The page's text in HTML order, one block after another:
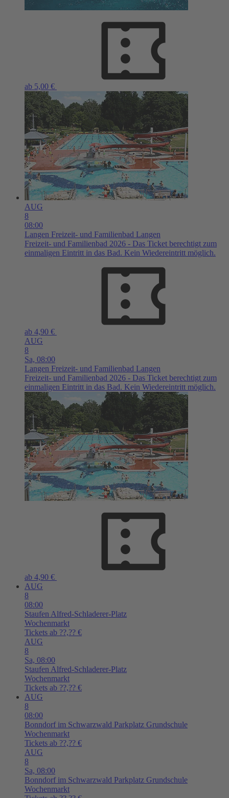
ab 5,00 €
AUG
8
08:00
Langen Freizeit- und Familienbad Langen
Freizeit- und Familienbad 2026 - Das Ticket berechtigt zum
einmaligen Eintritt in das Bad. Kein Wiedereintritt möglich.
ab 4,90 €
AUG
8
Sa, 08:00
Langen Freizeit- und Familienbad Langen
Freizeit- und Familienbad 2026 - Das Ticket berechtigt zum
einmaligen Eintritt in das Bad. Kein Wiedereintritt möglich.
ab 4,90 €
AUG
8
08:00
Staufen Alfred-Schladerer-Platz
Wochenmarkt
Tickets ab ??,?? €
AUG
8
Sa, 08:00
Staufen Alfred-Schladerer-Platz
Wochenmarkt
Tickets ab ??,?? €
AUG
8
08:00
Bonndorf im Schwarzwald Parkplatz Grundschule
Wochenmarkt
Tickets ab ??,?? €
AUG
8
Sa, 08:00
Bonndorf im Schwarzwald Parkplatz Grundschule
Wochenmarkt